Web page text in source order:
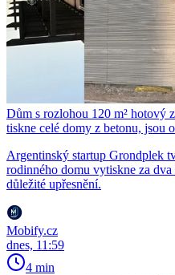
Dům s rozlohou 120 m² hotový
tiskne celé domy z betonu, jsou
Argentinský startup Grondplek
rodinného domu vytiskne za
důležité upřesnění.
Mobify.cz
dnes, 11:59
4 min